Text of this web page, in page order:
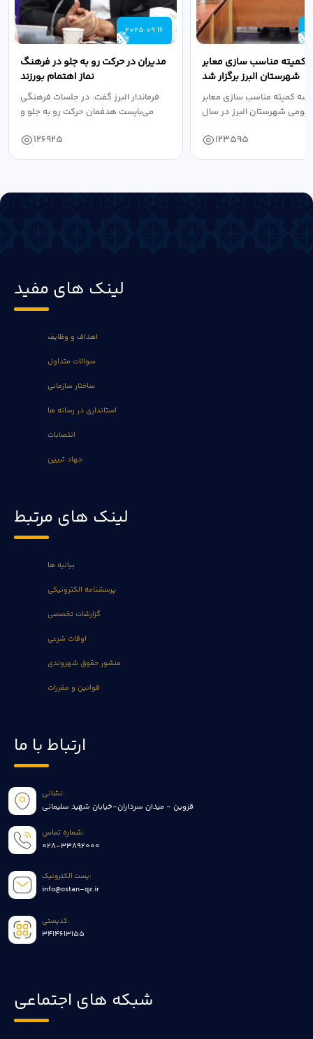
2025 09 16
مدیران در حرکت رو به جلو در فرهنگ
نماز اهتمام بورزند
فرماندار البرز گفت: در جلسات فرهنگی
می‌بایست هدفمان حرکت رو به جلو و
126925
کمیته مناسب سازی معابر
شهرستان البرز برگزار شد
کمیته مناسب سازی معابر
شهرستان البرز در سال
123595
لینک های مفید
اهداف و وظایف
سوالات متداول
ساختار سازمانی
استانداری در رسانه ها
انتصابات
جهاد تبیین
لینک های مرتبط
بیانیه ها
پرسشنامه الکترونیکی
گزارشات تخصصی
اوقات شرعی
منشور حقوق شهروندی
قوانین و مقررات
ارتباط با ما
نشانی:
قزوین - میدان سرداران-خیابان شهید سلیمانی
شماره تماس:
028-33892000
پست الکترونیک:
info@ostan-qz.ir
کدپستی:
3414613155
شبکه های اجتماعی